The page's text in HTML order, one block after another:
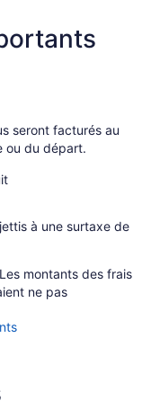
seront facturés au
ou du départ.
à une surtaxe de
montants des frais
ne pas